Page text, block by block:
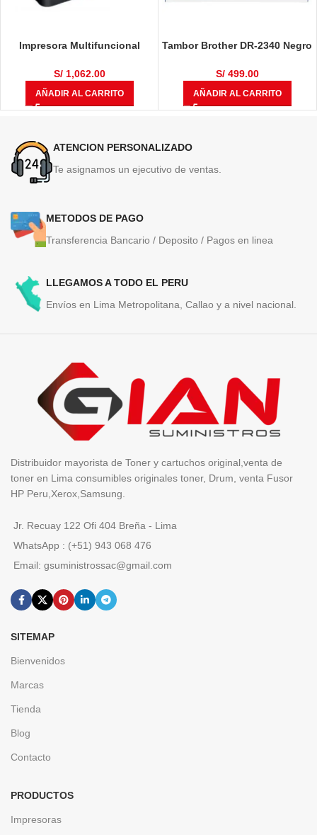
Impresora Multifuncional
S/1,062.00
AÑADIR AL CARRITO
Tambor Brother DR-2340 Negro
S/499.00
AÑADIR AL CARRITO
ATENCION PERSONALIZADO
Te asignamos un ejecutivo de ventas.
METODOS DE PAGO
Transferencia Bancario / Deposito / Pagos en linea
LLEGAMOS A TODO EL PERU
Envíos en Lima Metropolitana, Callao y a nivel nacional.
Distribuidor mayorista de Toner y cartuchos original,venta de
toner en Lima consumibles originales toner, Drum, venta Fusor
HP Peru,Xerox,Samsung.
Jr. Recuay 122 Ofi 404 Breña - Lima
WhatsApp : (+51) 943 068 476
Email: gsuministrossac@gmail.com
SITEMAP
Bienvenidos
Marcas
Tienda
Blog
Contacto
PRODUCTOS
Impresoras